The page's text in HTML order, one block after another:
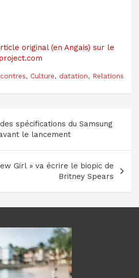
original (en Angais) sur le
, Culture, datation, Relations
spécifications du Samsung
le lancement
Girl » va écrire le biopic de
Britney Spears